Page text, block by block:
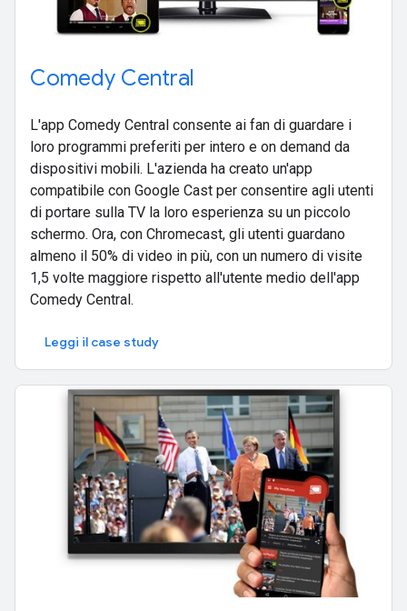
Comedy Central
L'app Comedy Central consente ai fan di guardare i
loro programmi preferiti per intero e on demand da
dispositivi mobili. L'azienda ha creato un'app
compatibile con Google Cast per consentire agli utenti
di portare sulla TV la loro esperienza su un piccolo
schermo. Ora, con Chromecast, gli utenti guardano
almeno il 50% di video in più, con un numero di visite
1,5 volte maggiore rispetto all'utente medio dell'app
Comedy Central.
Leggi il case study